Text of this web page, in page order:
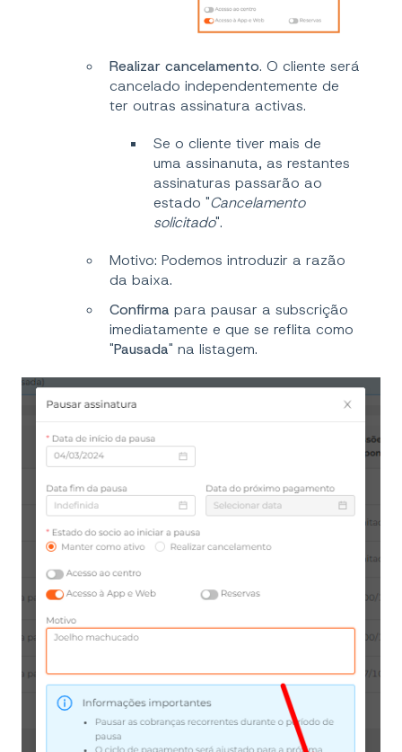
Realizar cancelamento. O cliente será
cancelado independentemente de
ter outras assinatura activas.
Se o cliente tiver mais de
uma assinanuta, as restantes
assinaturas passarão ao
estado "Cancelamento
solicitado".
Motivo: Podemos introduzir a razão
da baixa.
Confirma para pausar a subscrição
imediatamente e que se reflita como
"Pausada" na listagem.